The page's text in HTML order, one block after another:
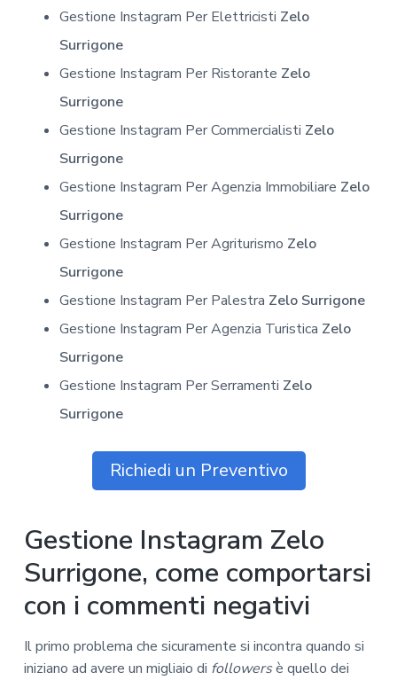
Gestione Instagram Per Elettricisti Zelo
Surrigone
Gestione Instagram Per Ristorante Zelo
Surrigone
Gestione Instagram Per Commercialisti Zelo
Surrigone
Gestione Instagram Per Agenzia Immobiliare Zelo
Surrigone
Gestione Instagram Per Agriturismo Zelo
Surrigone
Gestione Instagram Per Palestra Zelo Surrigone
Gestione Instagram Per Agenzia Turistica Zelo
Surrigone
Gestione Instagram Per Serramenti Zelo
Surrigone
Richiedi un Preventivo
Gestione Instagram Zelo
Surrigone, come comportarsi
con i commenti negativi
Il primo problema che sicuramente si incontra quando si
iniziano ad avere un migliaio di followersè quello dei